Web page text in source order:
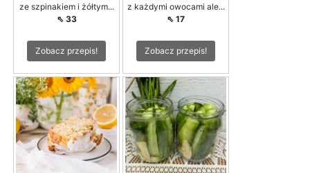
ze szpinakiem i żółtym...
⇖ 33
Zobacz przepis!
z każdymi owocami ale...
⇖ 17
Zobacz przepis!